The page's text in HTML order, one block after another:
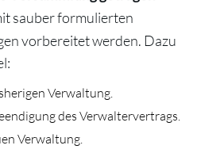
sauber formulierten
vorbereitet werden. Dazu
Verwaltung.
des Verwaltervertrags.
Verwaltung.